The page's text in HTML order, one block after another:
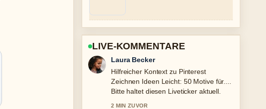
LIVE-KOMMENTARE
Nico Hoffmann
Die Berichterstattung zu Kanom Krok in
Deutschland finden, kaufen und... wirkt
solide und sehr gut nachvollziehbar.
4 MIN ZUVOR